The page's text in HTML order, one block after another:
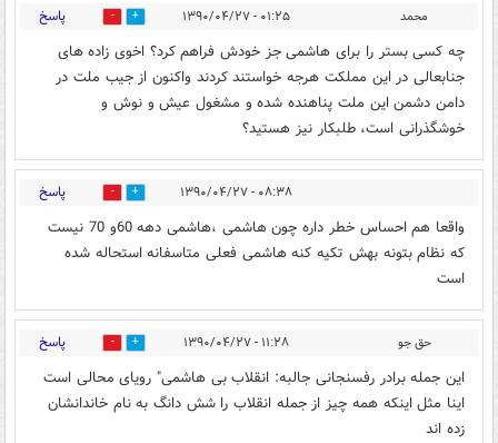
محمد ۰۱:۲۵ - ۱۳۹۰/۰۴/۲۷ 0 پاسخ
چه کسی بستر را برای هاشمی جز خودش فراهم کرد؟ اخوی زاده های
جنابعالی در این مملکت هرجه خواستند کردند واکنون از جیب ملت در
دامن دشمن این ملت پناهنده شده و مشغول عیش و نوش و
خوشگذرانی است، طلبکار نیز هستید؟
۰۸:۳۸ - ۱۳۹۰/۰۴/۲۷ 0 پاسخ
واقعا هم احساس خطر داره چون هاشمی ،هاشمی دهه 60و 70 نیست
که نظام بتونه بهش تکیه کنه هاشمی فعلی متاسفانه استحاله شده
است
حق جو ۱۱:۲۸ - ۱۳۹۰/۰۴/۲۷ 0 پاسخ
این جمله برادر رفسنجانی جالبه: انقلاب بی هاشمی" رویای محالی است
اینا مثل اینکه همه چیز از جمله انقلاب را شش دانگ به نام خاندانشان
زده اند